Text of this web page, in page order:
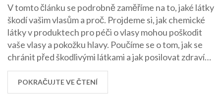
V tomto článku se podrobně zaměříme na to, jaké látky
škodí vašim vlasům a proč. Projdeme si, jak chemické
látky v produktech pro péči o vlasy mohou poškodit
vaše vlasy a pokožku hlavy. Poučíme se o tom, jak se
chránit před škodlivými látkami a jak posilovat zdraví
našich vlasů. Sdílím tady své zkušenosti a rady z první
ruky a doufám, že vám pomůžou udržet vaše vlasy
zdravé a krásné.
POKRAČUJTE VE ČTENÍ